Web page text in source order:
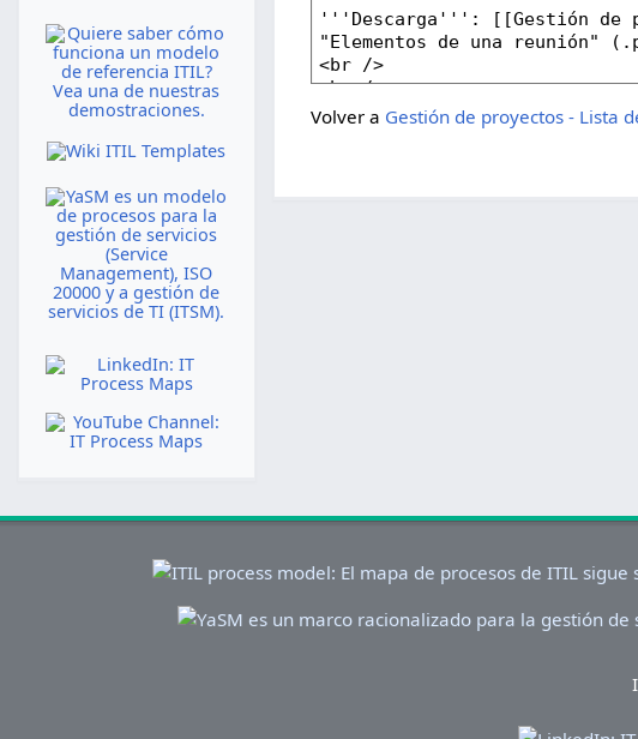
Volver a Gestión de proyectos - Lista